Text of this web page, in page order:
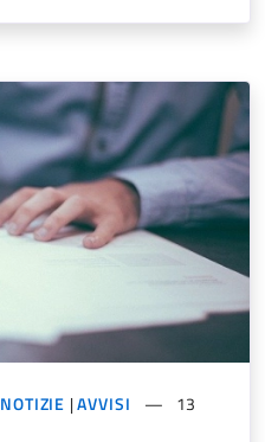
NOTIZIE |AVVISI
13